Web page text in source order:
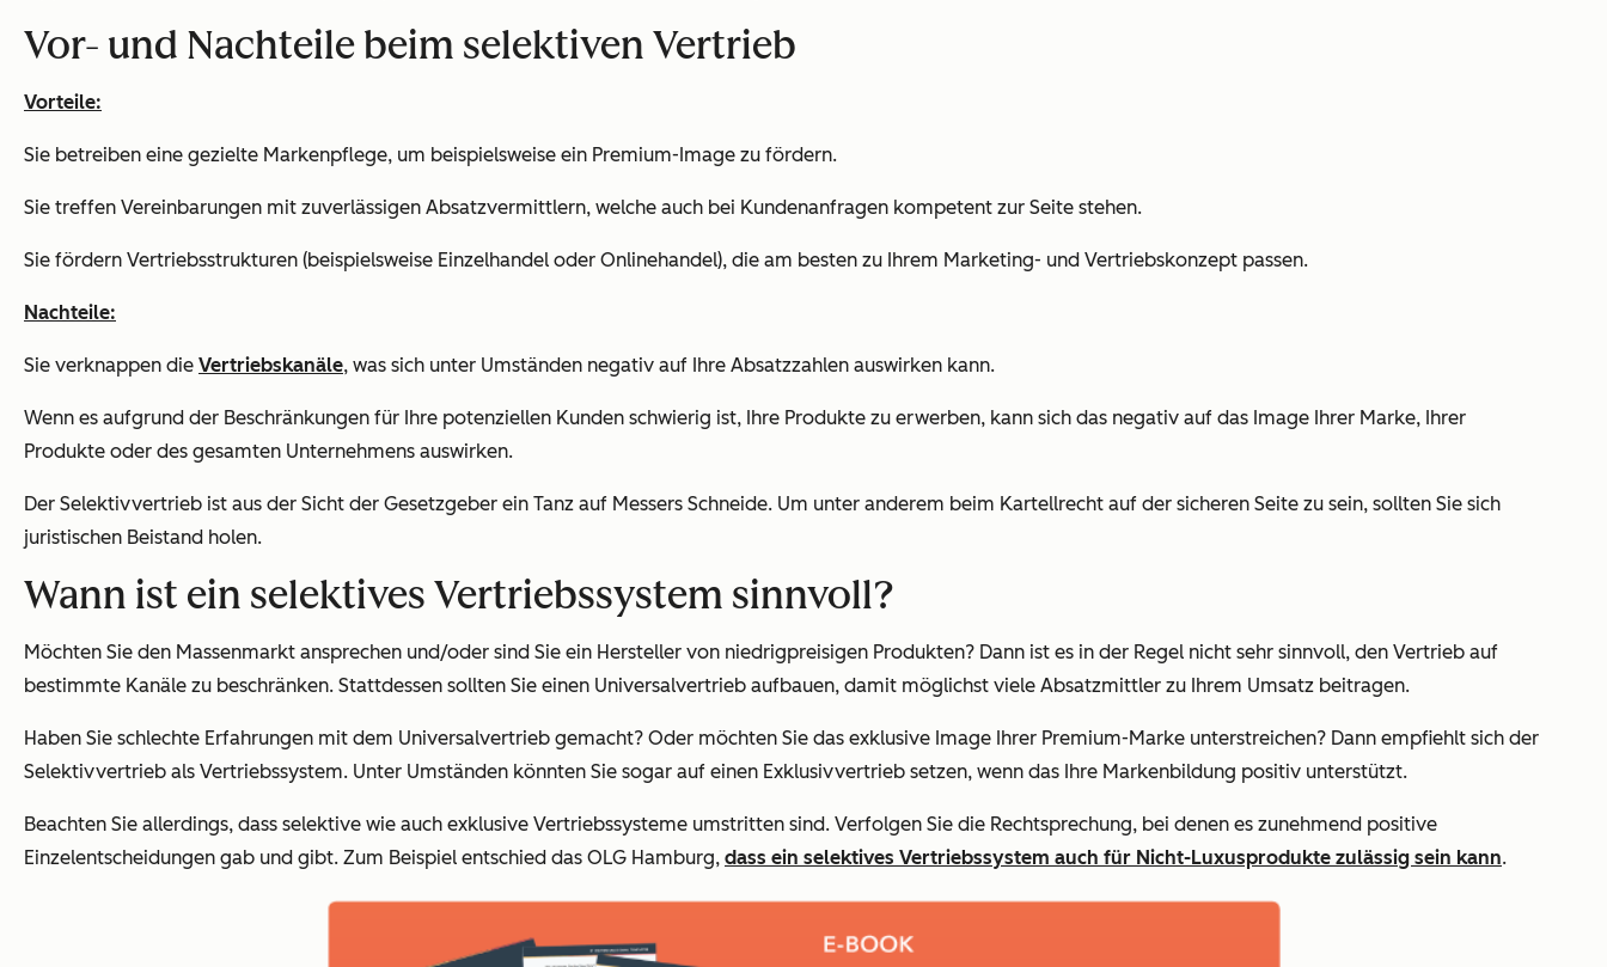
Vor- und Nachteile beim selektiven Vertrieb
Vorteile:
Sie betreiben eine gezielte Markenpflege, um beispielsweise ein Premium-Image zu fördern.
Sie treffen Vereinbarungen mit zuverlässigen Absatzvermittlern, welche auch bei Kundenanfragen kompetent zur Seite stehen.
Sie fördern Vertriebsstrukturen (beispielsweise Einzelhandel oder Onlinehandel), die am besten zu Ihrem Marketing- und Vertriebskonzept passen.
Nachteile:
Sie verknappen die Vertriebskanäle, was sich unter Umständen negativ auf Ihre Absatzzahlen auswirken kann.
Wenn es aufgrund der Beschränkungen für Ihre potenziellen Kunden schwierig ist, Ihre Produkte zu erwerben, kann sich das negativ auf das Image Ihrer Marke, Ihrer
Produkte oder des gesamten Unternehmens auswirken.
Der Selektivvertrieb ist aus der Sicht der Gesetzgeber ein Tanz auf Messers Schneide. Um unter anderem beim Kartellrecht auf der sicheren Seite zu sein, sollten Sie sich
juristischen Beistand holen.
Wann ist ein selektives Vertriebssystem sinnvoll?
Möchten Sie den Massenmarkt ansprechen und/oder sind Sie ein Hersteller von niedrigpreisigen Produkten? Dann ist es in der Regel nicht sehr sinnvoll, den Vertrieb auf
bestimmte Kanäle zu beschränken. Stattdessen sollten Sie einen Universalvertrieb aufbauen, damit möglichst viele Absatzmittler zu Ihrem Umsatz beitragen.
Haben Sie schlechte Erfahrungen mit dem Universalvertrieb gemacht? Oder möchten Sie das exklusive Image Ihrer Premium-Marke unterstreichen? Dann empfiehlt sich der
Selektivvertrieb als Vertriebssystem. Unter Umständen könnten Sie sogar auf einen Exklusivvertrieb setzen, wenn das Ihre Markenbildung positiv unterstützt.
Beachten Sie allerdings, dass selektive wie auch exklusive Vertriebssysteme umstritten sind. Verfolgen Sie die Rechtsprechung, bei denen es zunehmend positive
Einzelentscheidungen gab und gibt. Zum Beispiel entschied das OLG Hamburg, dass ein selektives Vertriebssystem auch für Nicht-Luxusprodukte zulässig sein kann.